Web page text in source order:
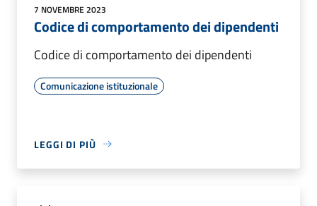
7 NOVEMBRE 2023
Codice di comportamento dei dipendenti
Codice di comportamento dei dipendenti
Comunicazione istituzionale
LEGGI DI PIÙ